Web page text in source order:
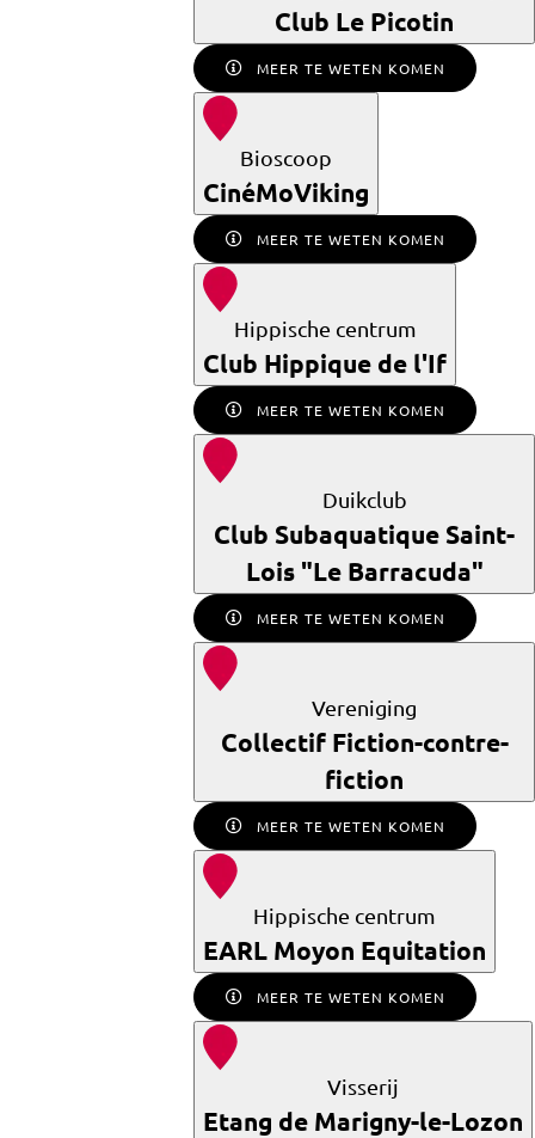
Club Le Picotin
MEER TE WETEN KOMEN
Bioscoop
CinéMoViking
MEER TE WETEN KOMEN
Hippische centrum
Club Hippique de l'If
MEER TE WETEN KOMEN
Duikclub
Club Subaquatique Saint-
Lois "Le Barracuda"
MEER TE WETEN KOMEN
Vereniging
Collectif Fiction-contre-
fiction
MEER TE WETEN KOMEN
Hippische centrum
EARL Moyon Equitation
MEER TE WETEN KOMEN
Visserij
Etang de Marigny-le-Lozon